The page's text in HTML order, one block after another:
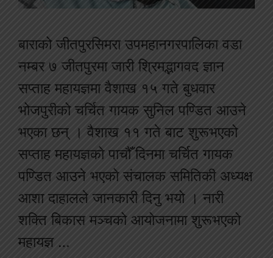
बाराको जीतपुरसिमरा उपमहानगरपालिका वडा
नम्बर ७ जीतपुरमा जारी श्रिमद्भागवद ज्ञान
सप्ताह महायज्ञमा वैशाख १५ गते बुधवार
भोजपुरीको चर्चित गायक सुनिल पण्डित आउने
भएका छन् । वैशाख ११ गते बाट शुरूभएको
सप्ताह महायज्ञको पाचौँ दिनमा चर्चित गायक
पण्डित आउने भएको संचालक समितिकी अध्यक्ष
आशा दाहालले जानकारी दिनु भयो । नारी
शक्ति बिकास मञ्चको आयोजनामा शुरूभएको
महायज्ञ …